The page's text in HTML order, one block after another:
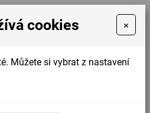
cookies ×
Můžete si vybrat z nastavení